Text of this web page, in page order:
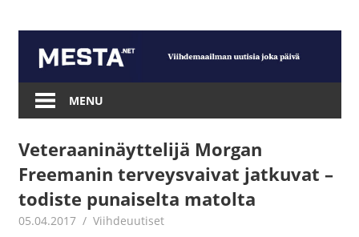
content
Mesta.net
MENU
Veteraaninäyttelijä Morgan
Freemanin terveysvaivat jatkuvat –
todiste punaiselta matolta
05.04.2017 Juha Kaunisto
Viihdeuutiset